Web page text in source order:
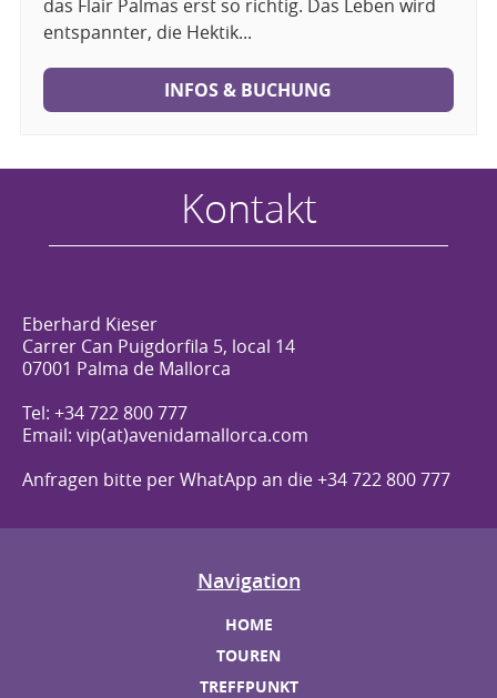
das Flair Palmas erst so richtig. Das Leben wird
entspannter, die Hektik...
INFOS & BUCHUNG
Kontakt
Eberhard Kieser
Carrer Can Puigdorfila 5, local 14
07001 Palma de Mallorca
Tel: +34 722 800 777
Email: vip(at)avenidamallorca.com
Anfragen bitte per WhatApp an die +34 722 800 777
Navigation
HOME
TOUREN
TREFFPUNKT